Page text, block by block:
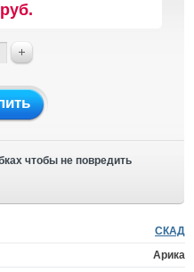
чтобы не повредить
СКАД
Арика